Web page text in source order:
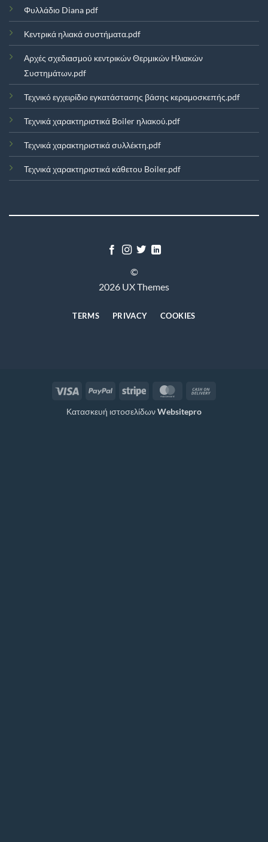
Φυλλάδιο Diana pdf
Κεντρικά ηλιακά συστήματα.pdf
Αρχές σχεδιασμού κεντρικών Θερμικών Ηλιακών
Συστημάτων.pdf
Τεχνικό εγχειρίδιο εγκατάστασης βάσης κεραμοσκεπής.pdf
Τεχνικά χαρακτηριστικά Boiler ηλιακού.pdf
Τεχνικά χαρακτηριστικά συλλέκτη.pdf
Τεχνικά χαρακτηριστικά κάθετου Boiler.pdf
©
2026 UX Themes
TERMS PRIVACY COOKIES
Visa PayPal Stripe MasterCard
Κατασκευή ιστοσελίδωνWebsitepro